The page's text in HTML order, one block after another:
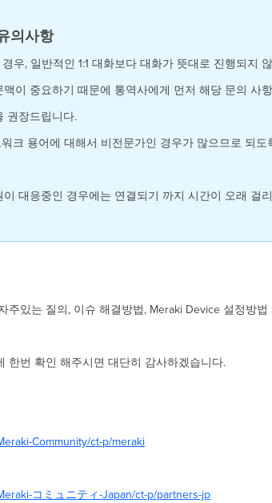
의사항
우, 일반적인 1:1 대화보다 대화가 뜻대로 진행되지
이 중요하기 때문에 통역사에게 먼저 해당 문의 사
권장드립니다.
크 용어에 대해서 비전문가인 경우가 많으므로 되
대응중인 경우에는 연결되기 까지 시간이 오래 걸
주있는 질의, 이슈 해결방법, Meraki Device 설정방
한번 확인 해주시면 대단히 감사하겠습니다.
Community/ct-p/meraki
コミュニティ-Japan/ct-p/partners-jp